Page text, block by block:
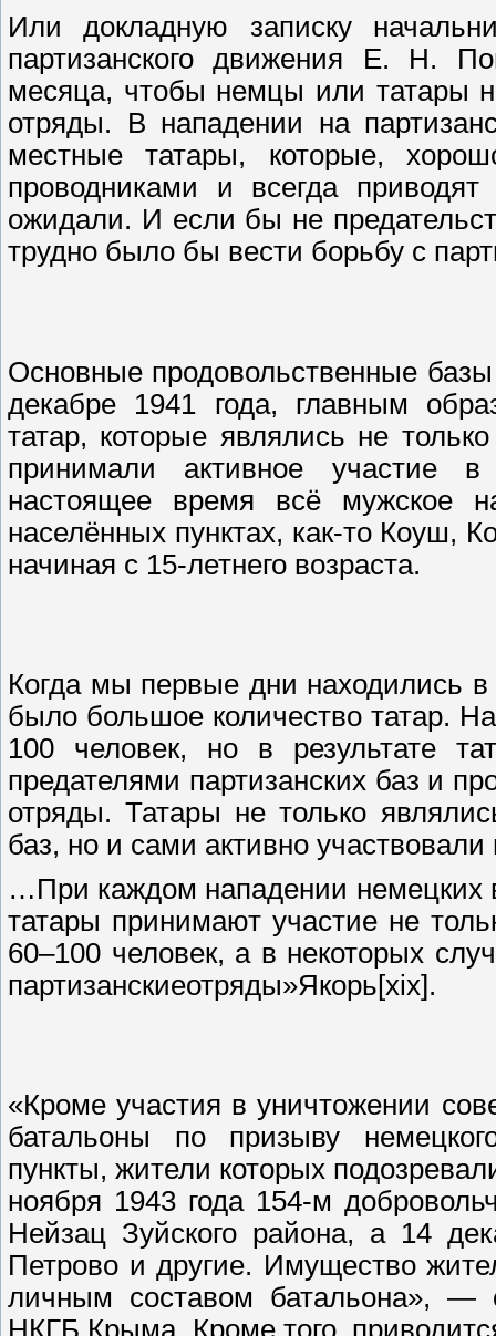
Или докладную записку
партизанского движения Е. Н.
месяца, чтобы немцы или татары
отряды. В нападении на
местные татары, которые,
проводниками и всегда
ожидали. И если бы не
трудно было бы вести борьбу с
Основные продовольственные
декабре 1941 года, главным
татар, которые являлись не
принимали активное участие
настоящее время всё мужское
населённых пунктах, как-то Коуш,
начиная с 15-летнего возраста.
Когда мы первые дни находились в
было большое количество татар.
100 человек, но в результате
предателями партизанских баз и
отряды. Татары не только
баз, но и сами активно участвовали
…При каждом нападении немецких
татары принимают участие не
60–100 человек, а в некоторых
партизанскиеотряды»Якорь[xix].
«Кроме участия в уничтожении
батальоны по призыву
пункты, жители которых
ноября 1943 года 154-м
Нейзац Зуйского района, а 14
Петрово и другие. Имущество
личным составом батальона», —
НКГБ Крыма. Кроме того,